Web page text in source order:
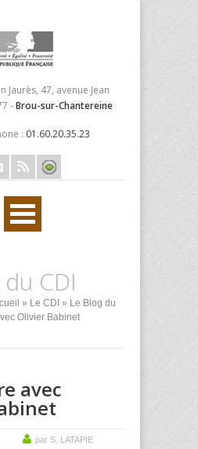
Jaurès, 47, avenue Jean
-Brou-sur-Chantereine
: 01.60.20.35.23
CDI
» Le CDI » Le Blog du
Olivier Babinet
avec
par S. LATAPIE